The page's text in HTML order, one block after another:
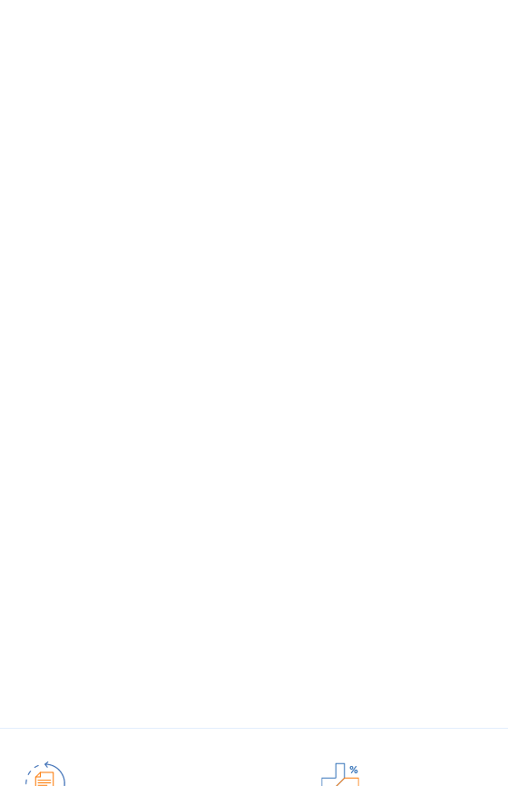
PŘI
li
lékařskou
on a 1-